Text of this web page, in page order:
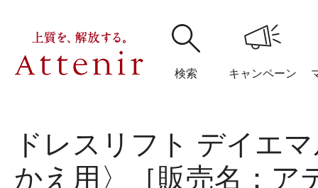
検索 キャンペーン
購入履歴 閲覧履
ドレスリフト デイエ
かえ用〉［販売名：ア